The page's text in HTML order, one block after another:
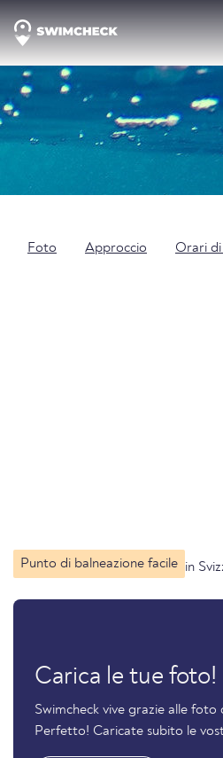
Foto Approccio Orari
Punto di balneazione facile in
Carica le tue foto!
Swimcheck vive grazie alle
Perfetto! Caricate subito le